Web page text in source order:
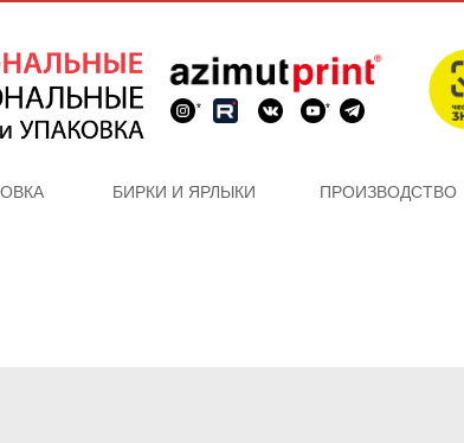
ПРОИЗВОДСТВО
БИРКИ И ЯРЛЫКИ
* *